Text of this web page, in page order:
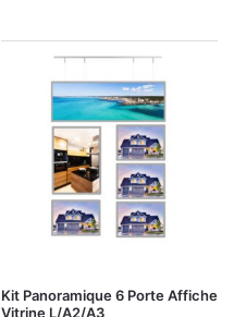
Kit Panoramique 6 Porte Affiche
Vitrine L/A2/A3